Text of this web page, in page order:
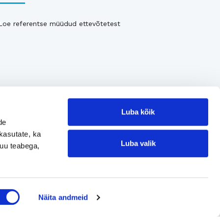
ka
teabega,
Näita andmeid
Luba kõik
Luba valik
referentse müüdud ettevõtetest
Jätke kontaktisoov